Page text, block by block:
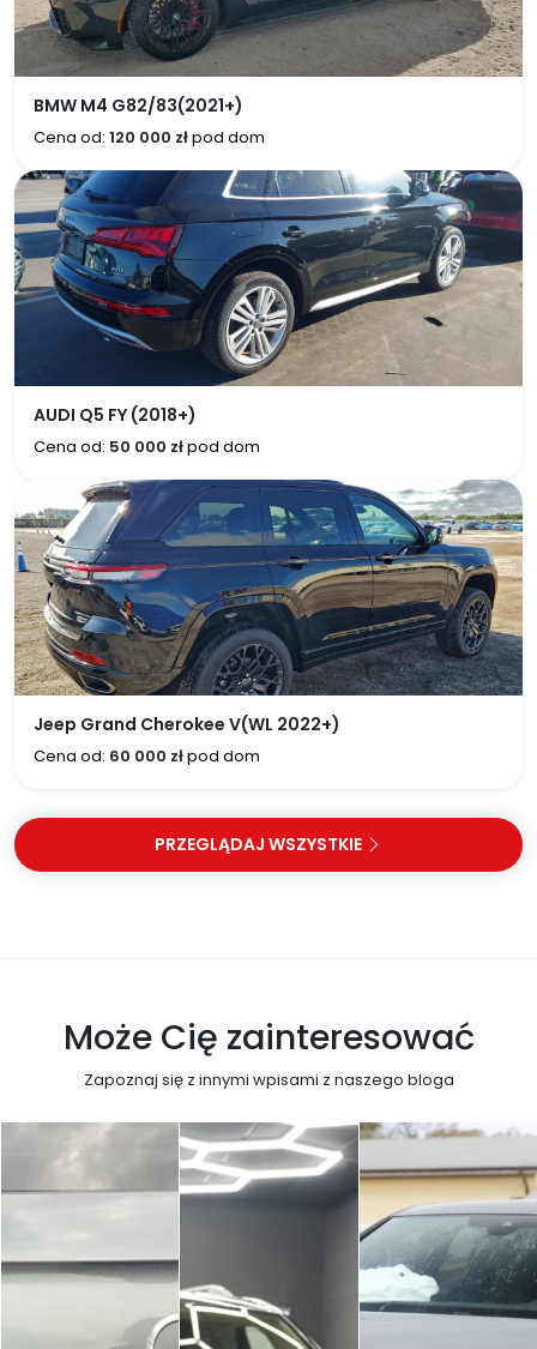
BMW M4 G82/83(2021+)
Cena od: 120 000 złpod dom
AUDI Q5 FY (2018+)
Cena od: 50 000 złpod dom
Jeep Grand Cherokee V(WL 2022+)
Cena od: 60 000 złpod dom
PRZEGLĄDAJ WSZYSTKIE
Może Cię zainteresować
Zapoznaj się z innymi wpisami z naszego bloga